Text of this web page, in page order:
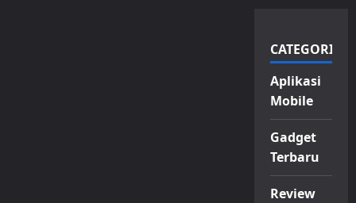
CATEGORIES
Aplikasi
Mobile
Gadget
Terbaru
Review